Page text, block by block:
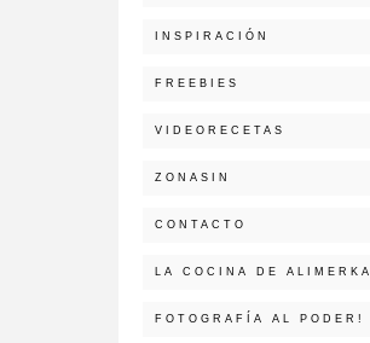
INSPIRACIÓN
FREEBIES
VIDEORECETAS
ZONASIN
CONTACTO
LA COCINA DE ALIMERKA
FOTOGRAFÍA AL PODER!